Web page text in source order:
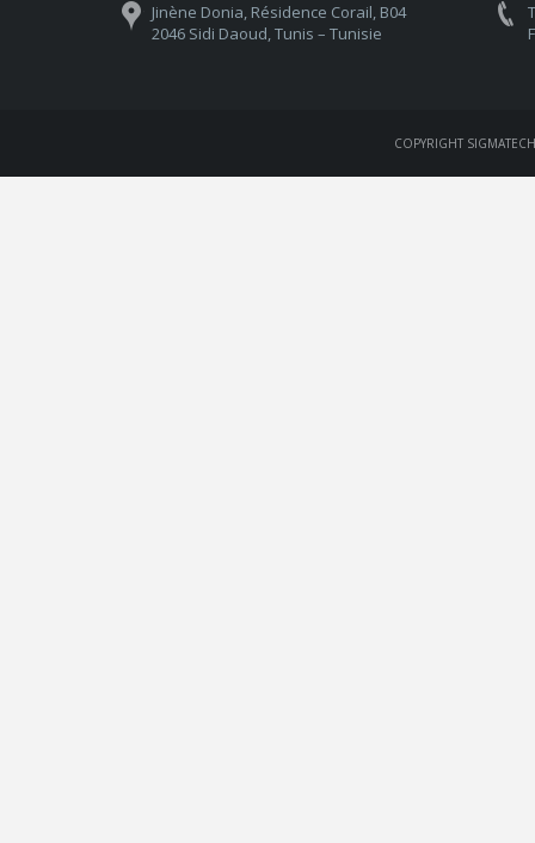
Jinène Donia, Résidence Corail, B04
2046 Sidi Daoud, Tunis – Tunisie
COPYRIGHT